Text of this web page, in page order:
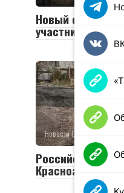
Новый
участников СВО
Новости СВО
Российская
Красноармейск и